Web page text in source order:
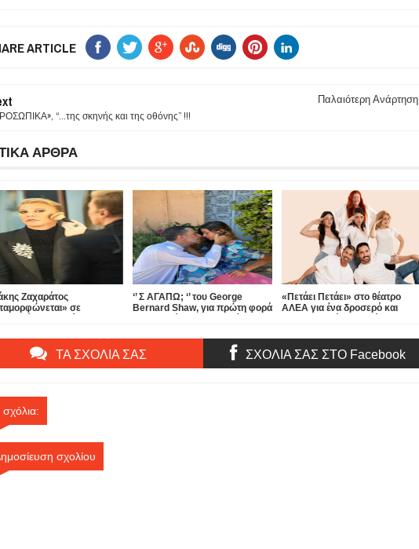
ARTICLE
“…της σκηνής και της οθόνης” !!!
Παλαιότερη Ανάρτηση
ΑΡΘΡΑ
Ζαχαράτος
σε
‘’ Σ ΑΓΑΠΩ; ‘’ του George
Bernard Shaw, για πρώτη φορά
«Πετάει Πετάει» στο θέατρο
ΑΛΕΑ για ένα δροσερό και
ΤΑ ΣΧΟΛΙΑ ΣΑΣ ΣΧΟΛΙΑ ΣΑΣ ΣΤΟ Facebook
σχόλια:
σχολίου